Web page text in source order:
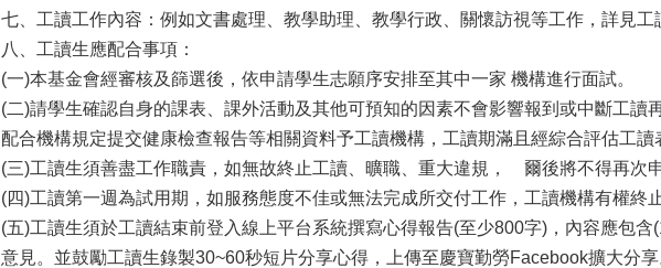
七、工讀工作內容：例如文書處理、教學助理、教學行政、關懷訪視等工作，詳見工
八、工讀生應配合事項：
(一)本基金會經審核及篩選後，依申請學生志願序安排至其中一家 機構進行面試。
(二)請學生確認自身的課表、課外活動及其他可預知的因素不會影響報到或中斷工
配合機構規定提交健康檢查報告等相關資料予工讀機構，工讀期滿且經綜合評估工讀
(三)工讀生須善盡工作職責，如無故終止工讀、曠職、重大違規， 爾後將不得再次
(四)工讀第一週為試用期，如服務態度不佳或無法完成所交付工作，工讀機構有權終
(五)工讀生須於工讀結束前登入線上平台系統撰寫心得報告(至少800字)，內容應包
意見。並鼓勵工讀生錄製30~60秒短片分享心得，上傳至慶寶勤勞Facebook擴大分享